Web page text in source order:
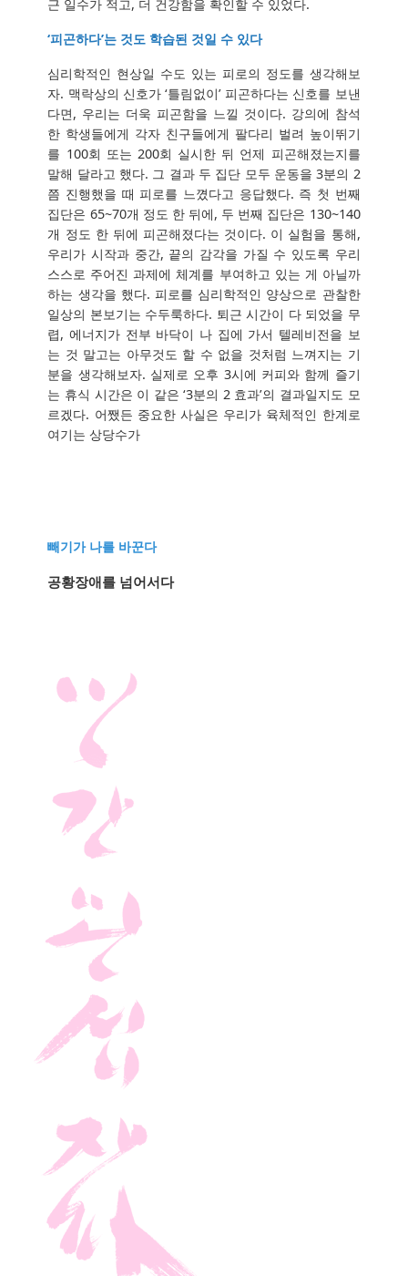
근 일수가 적고, 더 건강함을 확인할 수 있었다.
‘피곤하다’는 것도 학습된 것일 수 있다
심리학적인 현상일 수도 있는 피로의 정도를 생각해보
자. 맥락상의 신호가 ‘틀림없이’ 피곤하다는 신호를 보낸
다면, 우리는 더욱 피곤함을 느낄 것이다. 강의에 참석
한 학생들에게 각자 친구들에게 팔다리 벌려 높이뛰기
를 100회 또는 200회 실시한 뒤 언제 피곤해졌는지를
말해 달라고 했다. 그 결과 두 집단 모두 운동을 3분의 2
쯤 진행했을 때 피로를 느꼈다고 응답했다. 즉 첫 번째
집단은 65~70개 정도 한 뒤에, 두 번째 집단은 130~140
개 정도 한 뒤에 피곤해졌다는 것이다. 이 실험을 통해,
우리가 시작과 중간, 끝의 감각을 가질 수 있도록 우리
스스로 주어진 과제에 체계를 부여하고 있는 게 아닐까
하는 생각을 했다. 피로를 심리학적인 양상으로 관찰한
일상의 본보기는 수두룩하다. 퇴근 시간이 다 되었을 무
렵, 에너지가 전부 바닥이 나 집에 가서 텔레비전을 보
는 것 말고는 아무것도 할 수 없을 것처럼 느껴지는 기
분을 생각해보자. 실제로 오후 3시에 커피와 함께 즐기
는 휴식 시간은 이 같은 ‘3분의 2 효과’의 결과일지도 모
르겠다. 어쨌든 중요한 사실은 우리가 육체적인 한계로
여기는 상당수가
빼기가 나를 바꾼다
공황장애를 넘어서다